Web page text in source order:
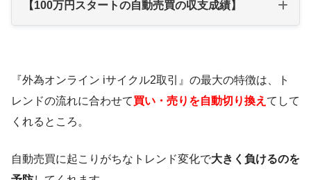
【100万円スタートの自動売買の収支成績】
2023年 +760,400円 +760,400円 1,760,400円
2024年1月 +70,500円 +825,700円 1,792,653
『外為オンライン iサイクル2取引』の最大の特徴は、ト
レンドの流れに合わせて買い・売りを自動切り換え てして
くれるところ。
自動売買に起こりがちなトレンド変化で大きく負けるのを